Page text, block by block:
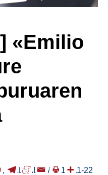
«Emilio
, MALLABIA / 2018-11-22